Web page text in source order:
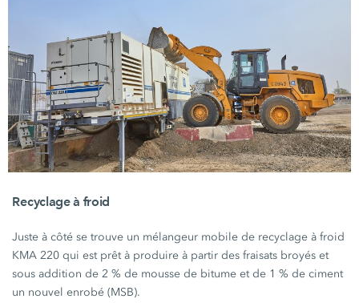
Recyclage à froid
Juste à côté se trouve un mélangeur mobile de recyclage à froid
KMA 220 qui est prêt à produire à partir des fraisats broyés et
sous addition de2 % de mousse de bitume et de 1 % de ciment
un nouvel enrobé (MSB).